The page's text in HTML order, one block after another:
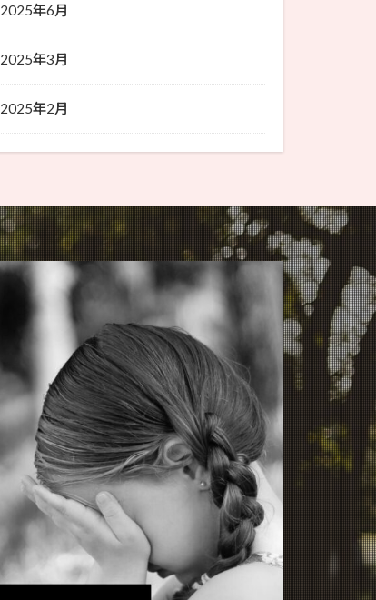
2025年6月
2025年3月
2025年2月